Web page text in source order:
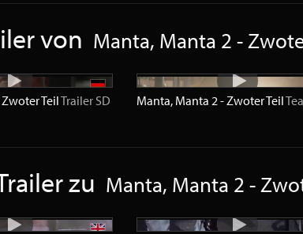
von Manta, Manta 2 -
TeilTrailer SD Manta, Manta 2 - Zwoter Teil
zu Manta, Manta 2 -